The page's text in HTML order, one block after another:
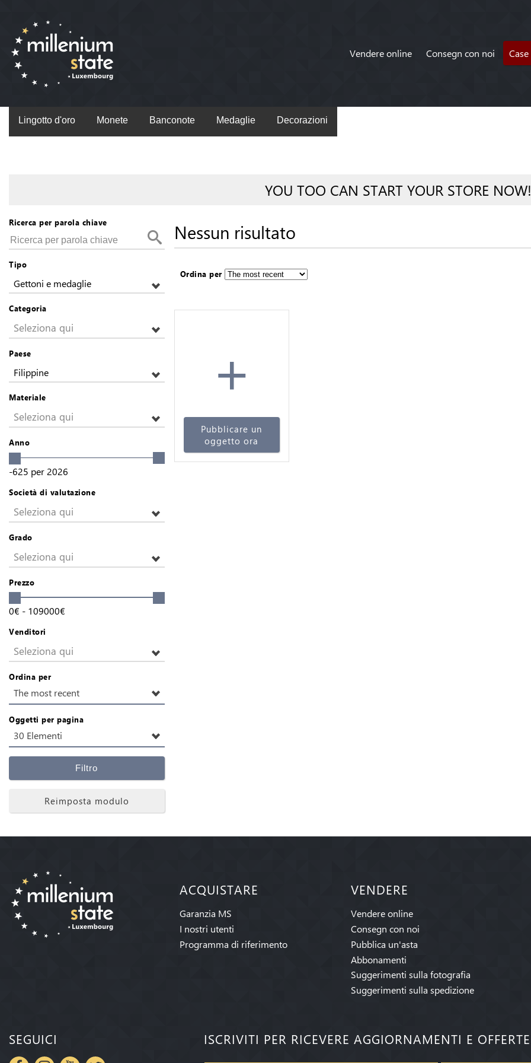
Vendere online Consegn con noi
Lingotto d'oro Monete Banconote Medaglie Decorazioni
YOU TOO CAN START YOUR STORE NOW!
Ricerca per parola chiave
Tipo
Gettoni e medaglie
Categoria
Seleziona qui
Paese
Filippine
Materiale
Seleziona qui
Anno
-625 per 2026
Società di valutazione
Seleziona qui
Grado
Seleziona qui
Prezzo
0€ - 109000€
Venditori
Seleziona qui
Ordina per
The most recent
Oggetti per pagina
30 Elementi
Filtro
Reimposta modulo
Nessun risultato
Ordina per
+
Pubblicare un
oggetto ora
ACQUISTARE
Garanzia MS
I nostri utenti
Programma di riferimento
VENDERE
Vendere online
Consegn con noi
Pubblica un'asta
Abbonamenti
Suggerimenti sulla fotografia
Suggerimenti sulla spedizione
SEGUICI ISCRIVITI PER RICEVERE AGGIORNAMENTI E